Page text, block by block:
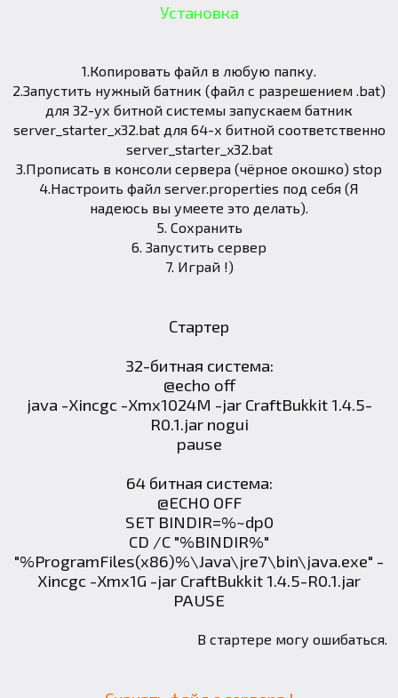
Установка
1.Копировать файл в любую папку.
2.Запустить нужный батник (файл с разрешением .bat)
для 32-ух битной системы запускаем батник
server_starter_x32.bat для 64-х битной соответственно
server_starter_x32.bat
3.Прописать в консоли сервера (чёрное окошко) stop
4.Настроить файл server.properties под себя (Я
надеюсь вы умеете это делать).
5. Сохранить
6. Запустить сервер
7. Играй !)
Стартер
32-битная система:
@echo off
java -Xincgc -Xmx1024M -jar CraftBukkit 1.4.5-
R0.1.jar nogui
pause
64 битная система:
@ECHO OFF
SET BINDIR=%~dp0
CD /C "%BINDIR%"
"%ProgramFiles(x86)%\Java\jre7\bin\java.exe" -
Xincgc -Xmx1G -jar CraftBukkit 1.4.5-R0.1.jar
PAUSE
В стартере могу ошибаться.